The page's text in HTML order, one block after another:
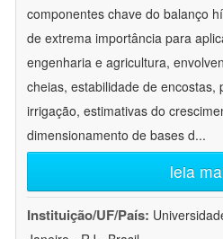
componentes chave do balanço
de extrema importância para
engenharia e agricultura,
cheias, estabilidade de encostas,
irrigação, estimativas do
dimensionamento de bases d...
leia
Instituição/UF/País: